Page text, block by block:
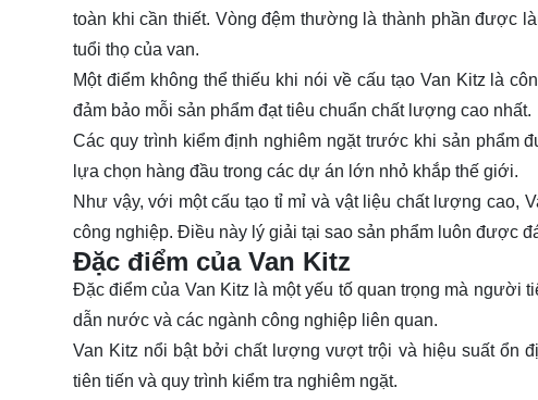
toàn khi cần thiết. Vòng đệm thường là thành phần được
tuổi thọ của van.
Một điểm không thể thiếu khi nói về cấu tạo Van Kitz là
đảm bảo mỗi sản phẩm đạt tiêu chuẩn chất lượng cao nhất.
Các quy trình kiểm định nghiêm ngặt trước khi sản phẩm
lựa chọn hàng đầu trong các dự án lớn nhỏ khắp thế giới.
Như vậy, với một cấu tạo tỉ mỉ và vật liệu chất lượng cao,
công nghiệp. Điều này lý giải tại sao sản phẩm luôn được
Đặc điểm của Van Kitz
Đặc điểm của Van Kitz là một yếu tố quan trọng mà người
dẫn nước và các ngành công nghiệp liên quan.
Van Kitz nổi bật bởi chất lượng vượt trội và hiệu suất ổn
tiên tiến và quy trình kiểm tra nghiêm ngặt.